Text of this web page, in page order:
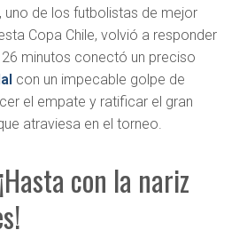
uno de los futbolistas de mejor
Copa Chile, volvió a responder
minutos conectó un preciso
con un impecable golpe de
el empate y ratificar el gran
atraviesa en el torneo.
con la nariz